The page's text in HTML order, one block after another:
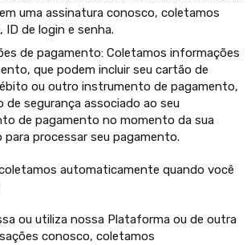
uma assinatura conosco, coletamos
ID de login e senha.
de pagamento: Coletamos informações
que podem incluir seu cartão de
ou outro instrumento de pagamento,
de segurança associado ao seu
de pagamento no momento da sua
para processar seu pagamento.
automaticamente quando você
ou utiliza nossa Plataforma ou de outra
conosco, coletamos